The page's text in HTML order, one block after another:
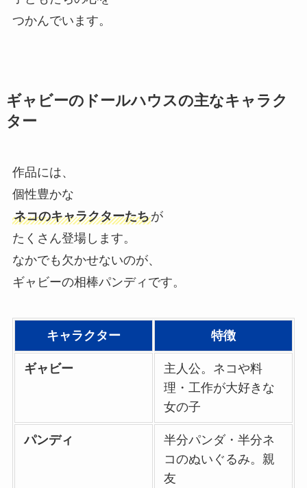
つかんでいます。
ギャビーのドールハウスの主なキャラク
ター
作品には、
個性豊かな
ネコのキャラクターたちが
たくさん登場します。
なかでも欠かせないのが、
ギャビーの相棒パンディです。
キャラクター 特徴
ギャビー
主人公。ネコや料
理・工作が大好きな
女の子
パンディ
半分パンダ・半分ネ
コのぬいぐるみ。親
友